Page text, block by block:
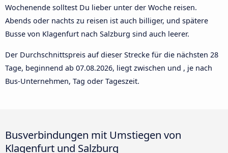
Wochenende solltest Du lieber unter der Woche reisen.
Abends oder nachts zu reisen ist auch billiger, und spätere
Busse von Klagenfurt nach Salzburg sind auch leerer.
Der Durchschnittspreis auf dieser Strecke für die nächsten 28
Tage, beginnend ab 07.08.2026, liegt zwischen und , je nach
Bus-Unternehmen, Tag oder Tageszeit.
Busverbindungen mit Umstiegen von
Klagenfurt und Salzburg